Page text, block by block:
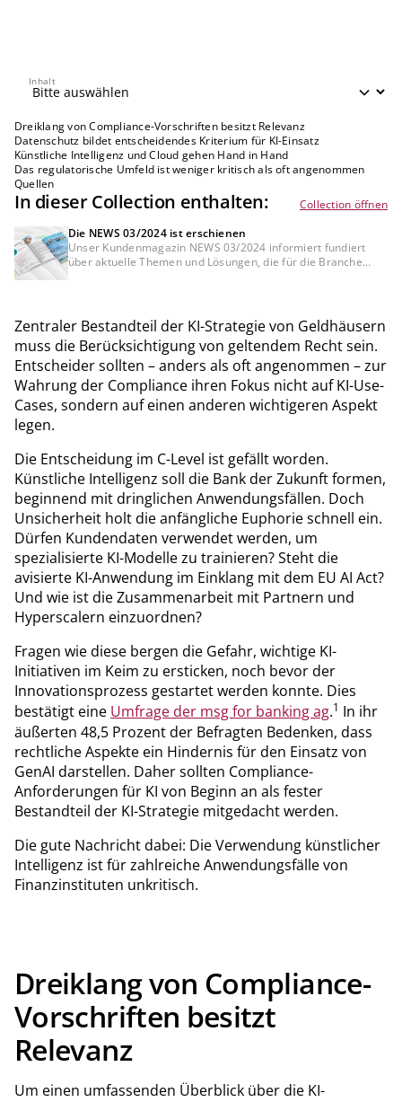
Inhalt
Inhalt
Dreiklang von Compliance-Vorschriften besitzt Relevanz
Datenschutz bildet entscheidendes Kriterium für KI-Einsatz
Künstliche Intelligenz und Cloud gehen Hand in Hand
Das regulatorische Umfeld ist weniger kritisch als oft angenommen
Quellen
In dieser Collection enthalten:
Collection öffnen
Die NEWS 03/2024 ist erschienen
Unser Kundenmagazin NEWS 03/2024 informiert fundiert
über aktuelle Themen und Lösungen, die für die Branche
Zentraler Bestandteil der KI-Strategie von Geldhäusern
muss die Berücksichtigung von geltendem Recht sein.
Entscheider sollten – anders als oft angenommen – zur
Wahrung der Compliance ihren Fokus nicht auf KI-Use-
Cases, sondern auf einen anderen wichtigeren Aspekt
legen.
Die Entscheidung im C-Level ist gefällt worden.
Künstliche Intelligenz soll die Bank der Zukunft formen,
beginnend mit dringlichen Anwendungsfällen. Doch
Unsicherheit holt die anfängliche Euphorie schnell ein.
Dürfen Kundendaten verwendet werden, um
spezialisierte KI-Modelle zu trainieren? Steht die
avisierte KI-Anwendung im Einklang mit dem EU AI Act?
Und wie ist die Zusammenarbeit mit Partnern und
Hyperscalern einzuordnen?
Fragen wie diese bergen die Gefahr, wichtige KI-
Initiativen im Keim zu ersticken, noch bevor der
Innovationsprozess gestartet werden konnte. Dies
bestätigt eine Umfrage der msg for banking ag.1 In ihr
äußerten 48,5 Prozent der Befragten Bedenken, dass
rechtliche Aspekte ein Hindernis für den Einsatz von
GenAI darstellen. Daher sollten Compliance-
Anforderungen für KI von Beginn an als fester
Bestandteil der KI-Strategie mitgedacht werden.
Die gute Nachricht dabei: Die Verwendung künstlicher
Intelligenz ist für zahlreiche Anwendungsfälle von
Finanzinstituten unkritisch.
Dreiklang von Compliance-
Vorschriften besitzt
Relevanz
Um einen umfassenden Überblick über die KI-